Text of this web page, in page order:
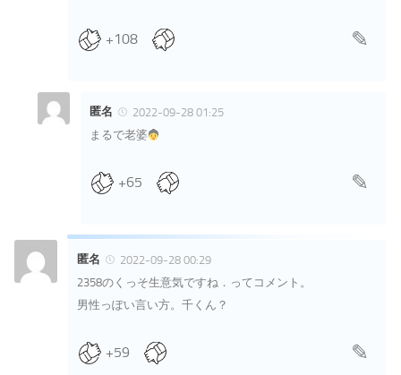
+108
匿名
2022-09-28 01:25
まるで老婆
+65
匿名
2022-09-28 00:29
2358のくっそ生意気ですね．ってコメント。
男性っぽい言い方。千くん？
+59